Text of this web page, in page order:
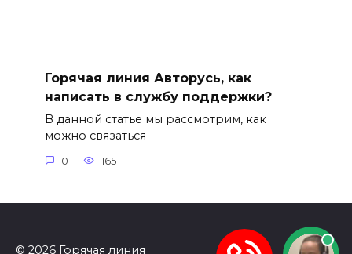
Горячая линия Авторусь, как
написать в службу поддержки?
В данной статье мы рассмотрим, как
можно связаться
0 165
© 2026 Горячая линия